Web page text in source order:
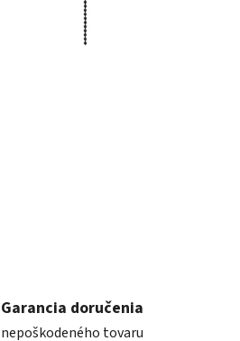
Garancia doručenia
nepoškodeného tovaru